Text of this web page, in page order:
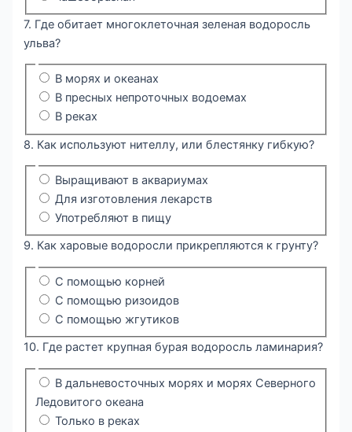
7. Где обитает многоклеточная зеленая водоросль
ульва?
В морях и океанах
В пресных непроточных водоемах
В реках
8. Как используют нителлу, или блестянку гибкую?
Выращивают в аквариумах
Для изготовления лекарств
Употребляют в пищу
9. Как харовые водоросли прикрепляются к грунту?
С помощью корней
С помощью ризоидов
С помощью жгутиков
10. Где растет крупная бурая водоросль ламинария?
В дальневосточных морях и морях Северного
Ледовитого океана
Только в реках